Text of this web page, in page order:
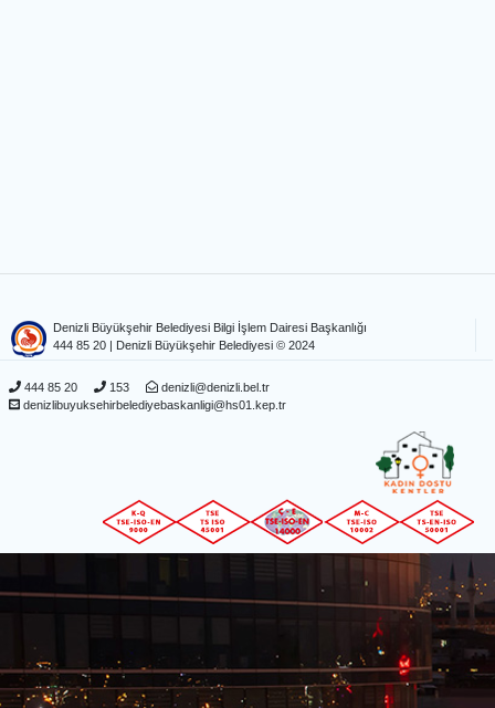
Denizli Büyükşehir Belediyesi Bilgi İşlem Dairesi Başkanlığı
444 85 20 | Denizli Büyükşehir Belediyesi © 2024
444 85 20 153
denizli@denizli.bel.tr
denizlibuyuksehirbelediyebaskanligi@hs01.kep.tr